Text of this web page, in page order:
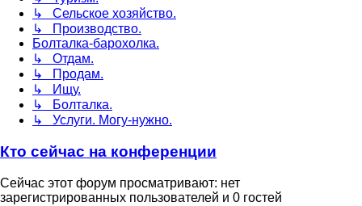
↳ Сельское хозяйство.
↳ Производство.
Болталка-барохолка.
↳ Отдам.
↳ Продам.
↳ Ищу.
↳ Болталка.
↳ Услуги. Могу-нужно.
Кто сейчас на конференции
Сейчас этот форум просматривают: нет
зарегистрированных пользователей и 0 гостей